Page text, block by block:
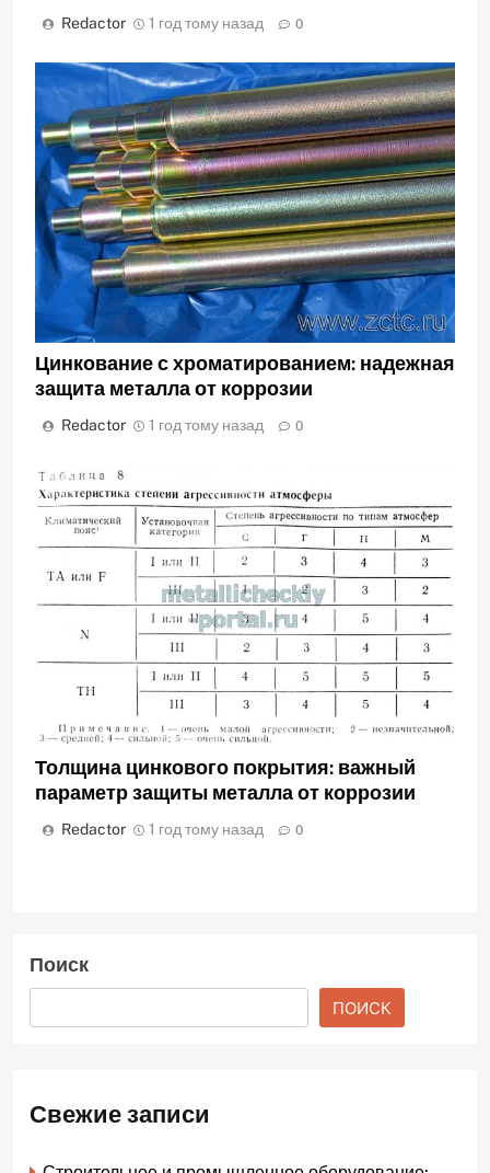
Redactor 1 год тому назад 0
Цинкование с хроматированием: надежная
защита металла от коррозии
Redactor 1 год тому назад 0
Толщина цинкового покрытия: важный
параметр защиты металла от коррозии
Redactor 1 год тому назад 0
Поиск
ПОИСК
Свежие записи